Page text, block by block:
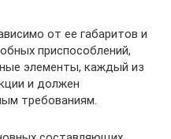
от ее габаритов и
приспособлений,
элементы, каждый из
и должен
требованиям.